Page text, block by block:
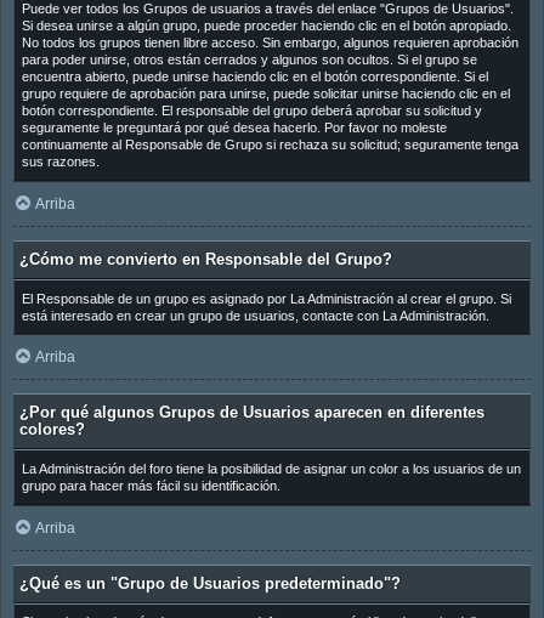
Puede ver todos los Grupos de usuarios a través del enlace "Grupos de Usuarios".
Si desea unirse a algún grupo, puede proceder haciendo clic en el botón apropiado.
No todos los grupos tienen libre acceso. Sin embargo, algunos requieren aprobación
para poder unirse, otros están cerrados y algunos son ocultos. Si el grupo se
encuentra abierto, puede unirse haciendo clic en el botón correspondiente. Si el
grupo requiere de aprobación para unirse, puede solicitar unirse haciendo clic en el
botón correspondiente. El responsable del grupo deberá aprobar su solicitud y
seguramente le preguntará por qué desea hacerlo. Por favor no moleste
continuamente al Responsable de Grupo si rechaza su solicitud; seguramente tenga
sus razones.
Arriba
¿Cómo me convierto en Responsable del Grupo?
El Responsable de un grupo es asignado por La Administración al crear el grupo. Si
está interesado en crear un grupo de usuarios, contacte con La Administración.
Arriba
¿Por qué algunos Grupos de Usuarios aparecen en diferentes
colores?
La Administración del foro tiene la posibilidad de asignar un color a los usuarios de un
grupo para hacer más fácil su identificación.
Arriba
¿Qué es un "Grupo de Usuarios predeterminado"?